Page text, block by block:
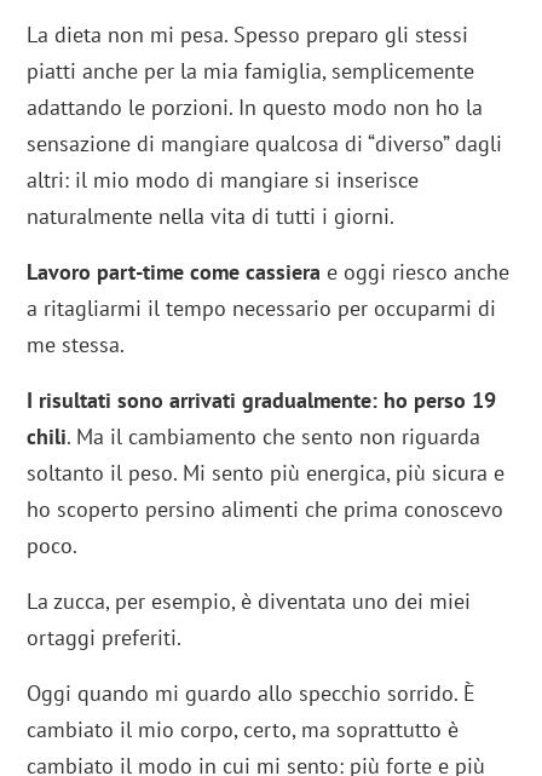
La dieta non mi pesa. Spesso preparo gli stessi
piatti anche per la mia famiglia, semplicemente
adattando le porzioni. In questo modo non ho la
sensazione di mangiare qualcosa di “diverso” dagli
altri: il mio modo di mangiare si inserisce
naturalmente nella vita di tutti i giorni.
Lavoro part-time come cassiera e oggi riesco anche
a ritagliarmi il tempo necessario per occuparmi di
me stessa.
I risultati sono arrivati gradualmente: ho perso 19
chili. Ma il cambiamento che sento non riguarda
soltanto il peso. Mi sento più energica, più sicura e
ho scoperto persino alimenti che prima conoscevo
poco.
La zucca, per esempio, è diventata uno dei miei
ortaggi preferiti.
Oggi quando mi guardo allo specchio sorrido. È
cambiato il mio corpo, certo, ma soprattutto è
cambiato il modo in cui mi sento: più forte e più